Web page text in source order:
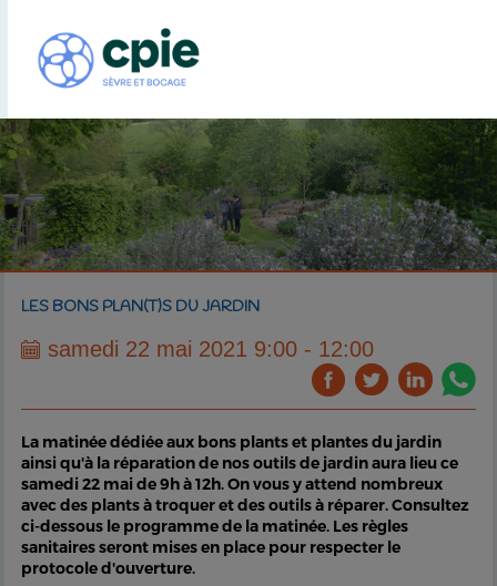
LES BONS PLAN(T)S DU JARDIN
samedi 22 mai 2021 9:00 - 12:00
La matinée dédiée aux bons plants et plantes du jardin
ainsi qu'à la réparation de nos outils de jardin aura lieu ce
samedi 22 mai de 9h à 12h. On vous y attend nombreux
avec des plants à troquer et des outils à réparer. Consultez
ci-dessous le programme de la matinée. Les règles
sanitaires seront mises en place pour respecter le
protocole d'ouverture.